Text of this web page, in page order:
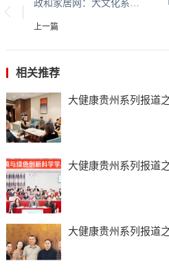
上一篇
相关推荐
大健康贵州系列报道
大健康贵州系列报道
大健康贵州系列报道